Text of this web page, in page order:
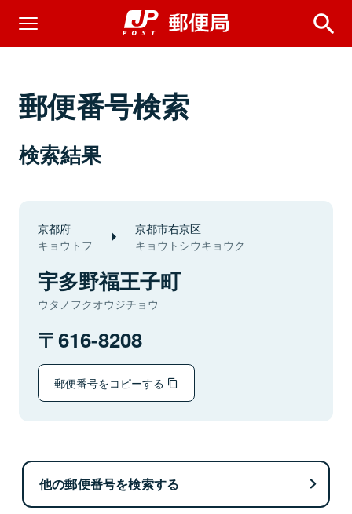
郵便番号検索
検索結果
京都府
キョウトフ
京都市右京区
キョウトシウキョウク
宇多野福王子町
ウタノフクオウジチョウ
616-8208
郵便番号をコピーする
他の郵便番号を検索する